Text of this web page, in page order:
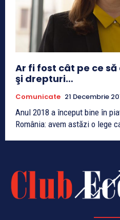
Ar fi fost cât pe ce
şi drepturi…
Comunicate 21 Decembrie
Anul 2018 a început bine în
România: avem astăzi o lege